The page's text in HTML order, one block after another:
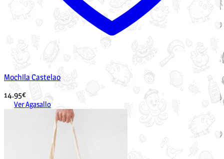
Mochila Castelao
14.95€
Ver Agasallo